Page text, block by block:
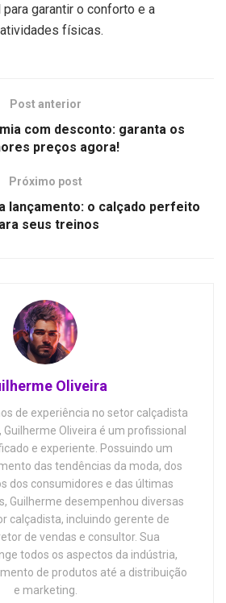
garantir o conforto e a
físicas.
Post anterior
com desconto: garanta os
preços agora!
Próximo post
lançamento: o calçado perfeito
seus treinos
Oliveira
de experiência no setor calçadista
Oliveira é um profissional
e experiente. Possuindo um
das tendências da moda, dos
dos consumidores e das últimas
Guilherme desempenhou diversas
calçadista, incluindo gerente de
de vendas e consultor. Sua
todos os aspectos da indústria,
de produtos até a distribuição
e marketing.